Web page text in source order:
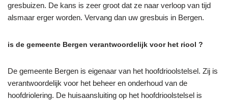
gresbuizen. De kans is zeer groot dat ze naar verloop van tijd
alsmaar erger worden. Vervang dan uw gresbuis in Bergen.
is de gemeente Bergen verantwoordelijk voor het riool ?
De gemeente Bergen is eigenaar van het hoofdrioolstelsel. Zij is
verantwoordelijk voor het beheer en onderhoud van de
hoofdriolering. De huisaansluiting op het hoofdrioolstelsel is